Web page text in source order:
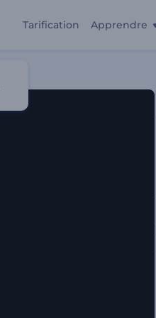
Tarification Apprendre